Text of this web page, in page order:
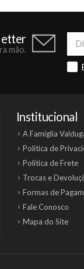
mão.
Institucional
A Famiglia
Política de
Política de Frete
Trocas e
Formas de
Fale Conosco
Mapa do Site